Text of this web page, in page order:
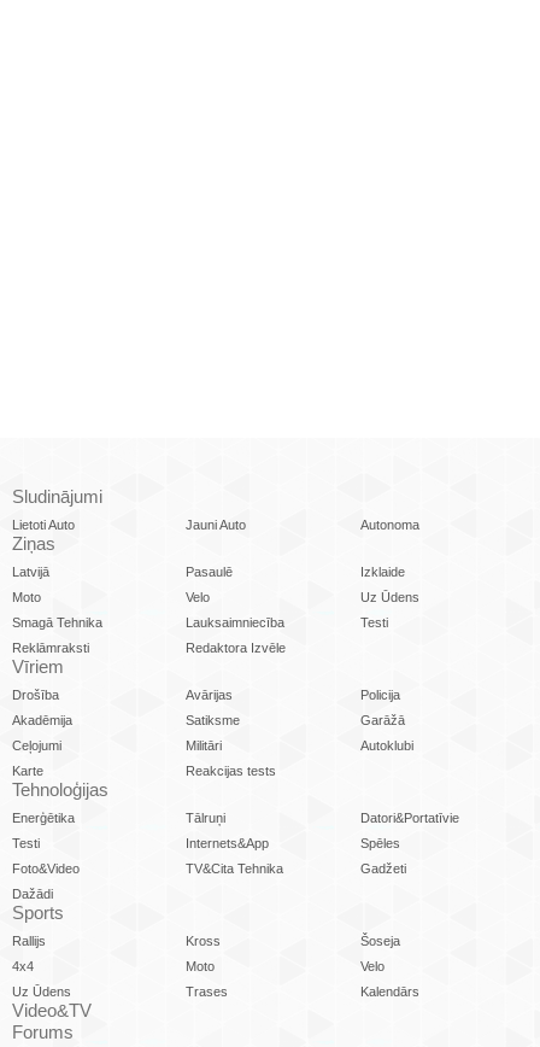
Sludinājumi
Lietoti Auto Jauni Auto Autonoma
Ziņas
Latvijā Pasaulē
Izklaide
Moto
Velo
Uz Ūdens
Smagā Tehnika
Lauksaimniecība
Testi
Reklāmraksti
Redaktora Izvēle
Vīriem
Drošība Avārijas
Policija
Akadēmija
Satiksme
Garāžā
Ceļojumi
Militāri
Autoklubi
Karte
Reakcijas tests
Tehnoloģijas
Enerģētika Tālruņi
Datori&Portatīvie
Testi
Internets&App
Spēles
Foto&Video
TV&Cita Tehnika
Gadžeti
Dažādi
Sports
Rallijs Kross
Šoseja
4x4
Moto
Velo
Uz Ūdens
Trases Kalendārs
Video&TV
Forums